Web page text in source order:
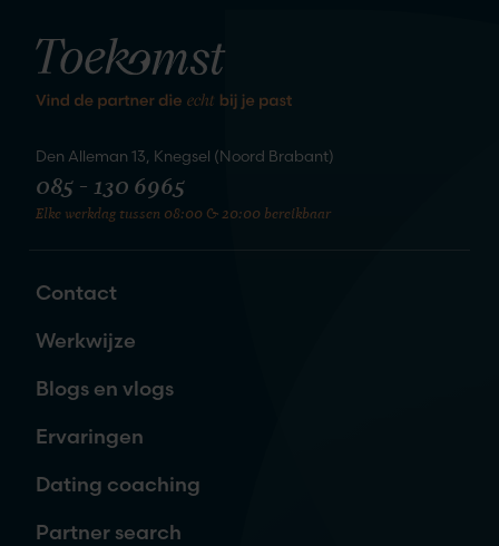
Den Alleman 13, Knegsel (Noord Brabant)
085 - 130 6965
Elke werkdag tussen 08:00 & 20:00 bereikbaar
Contact
Werkwijze
Blogs en vlogs
Ervaringen
Dating coaching
Partner search
We staan te springen om
te maken
liefde
Naam